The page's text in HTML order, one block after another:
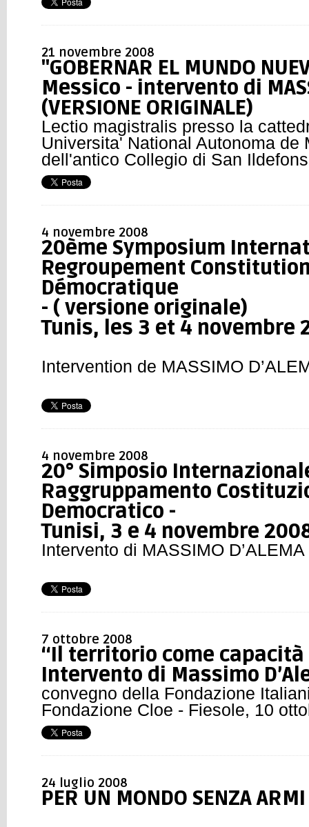
21 novembre 2008
''GOBERNAR EL MUNDO
Messico - intervento di
(VERSIONE ORIGINALE)
Lectio magistralis presso la
Universita' National Autonoma de
dell'antico Collegio di San
4 novembre 2008
20ème Symposium
Regroupement
Démocratique
- ( versione originale)
Tunis, les 3 et 4 novembre
Intervention de MASSIMO
4 novembre 2008
20° Simposio
Raggruppamento
Democratico -
Tunisi, 3 e 4 novembre
Intervento di MASSIMO D’ALEMA
7 ottobre 2008
“Il territorio come
Intervento di Massimo
convegno della Fondazione
Fondazione Cloe - Fiesole, 10
24 luglio 2008
PER UN MONDO SENZA